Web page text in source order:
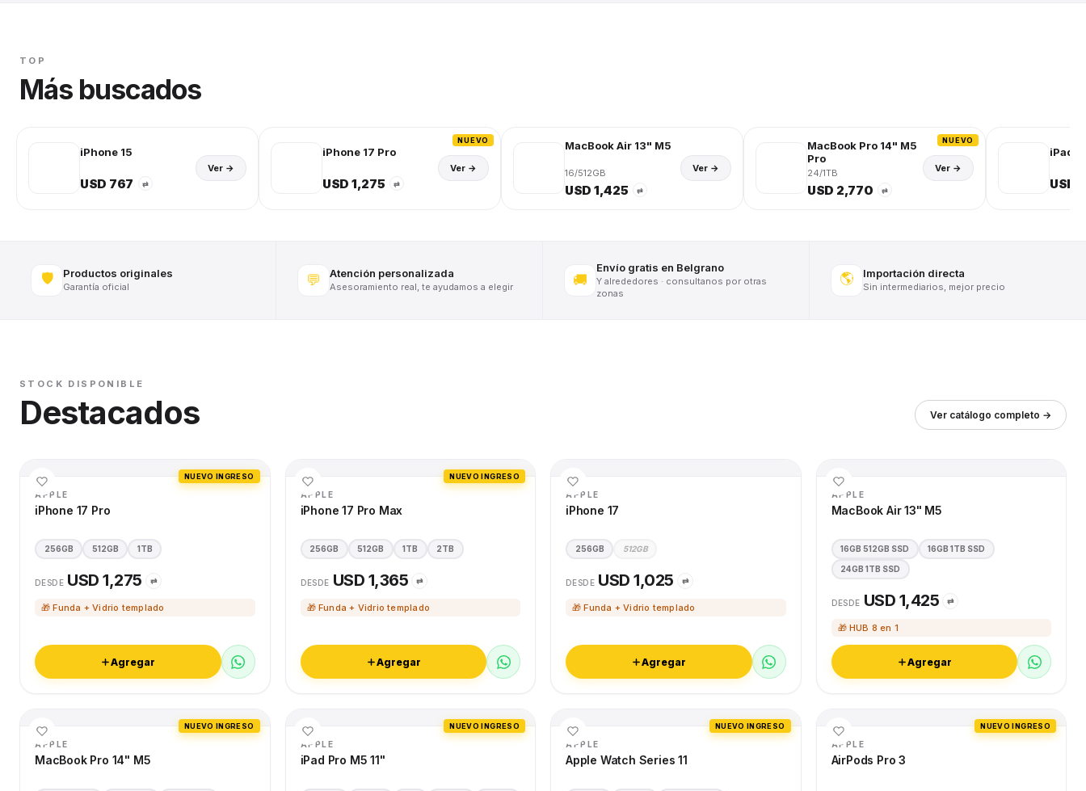
TOP
Más buscados
iPhone 15
USD 767 ⇄
Ver →
NUEVO
iPhone 17 Pro
USD 1,275 ⇄
Ver →
MacBook Air 13" M5
16/512GB
USD 1,425 ⇄
Ver →
NUEVO
MacBook Pro 14" M5
Pro
24/1TB
USD 2,770 ⇄
Ver →
iPad
USD
🛡️ Productos originales
Garantía oficial 💬 Atención personalizada
Asesoramiento real, te ayudamos a elegir 🚚
Envío gratis en Belgrano
Y alrededores · consultanos por otras
zonas
🌎 Importación directa
Sin intermediarios, mejor precio
STOCK DISPONIBLE
Destacados Ver catálogo completo →
NUEVO INGRESO
APPLE
iPhone 17 Pro
256GB 512GB 1TB
DESDE USD 1,275 ⇄
🎁 Funda + Vidrio templado
Agregar
NUEVO INGRESO
APPLE
iPhone 17 Pro Max
256GB 512GB 1TB 2TB
DESDE USD 1,365 ⇄
🎁 Funda + Vidrio templado
Agregar
APPLE
iPhone 17
256GB 512GB
DESDE USD 1,025 ⇄
🎁 Funda + Vidrio templado
Agregar
APPLE
MacBook Air 13" M5
16GB 512GB SSD 16GB 1TB SSD
24GB 1TB SSD
DESDE USD 1,425 ⇄
🎁 HUB 8 en 1
Agregar
NUEVO INGRESO
APPLE
MacBook Pro 14" M5
NUEVO INGRESO
APPLE
iPad Pro M5 11"
NUEVO INGRESO
APPLE
Apple Watch Series 11
NUEVO INGRESO
APPLE
AirPods Pro 3